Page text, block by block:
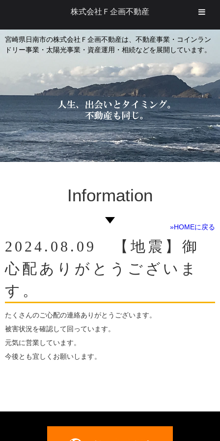
宮崎県日南市の株式会社Ｆ企画不動産は、不動産事業・コインラン
ドリー事業・太陽光事業・資産運用・相続などを展開しています。
Information
»HOMEに戻る
2024.08.09 【地震】御
心配ありがとうございま
す。
たくさんのご心配の連絡ありがとうございます。
被害状況を確認して回っています。
元気に営業しています。
今後とも宜しくお願いします。
株式会社Ｆ企画不動産